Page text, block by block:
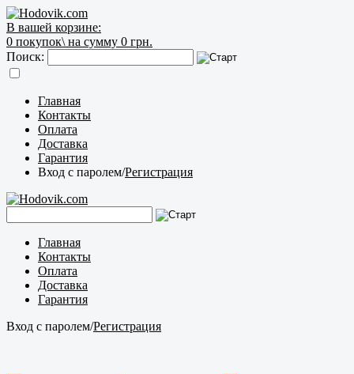
В вашей корзине:
0 покупок\ на сумму 0 грн.
Поиск:
Главная
Контакты
Оплата
Доставка
Гарантия
Вход с паролем/Регистрация
Главная
Контакты
Оплата
Доставка
Гарантия
Вход с паролем/Регистрация